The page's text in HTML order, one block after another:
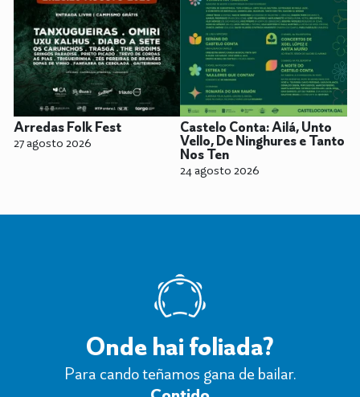
Arredas Folk Fest
27 agosto 2026
Castelo Conta: Ailá, Unto
Vello, De Ninghures e Tanto
Nos Ten
24 agosto 2026
Onde hai foliada?
Para cando teñamos gana de bailar.